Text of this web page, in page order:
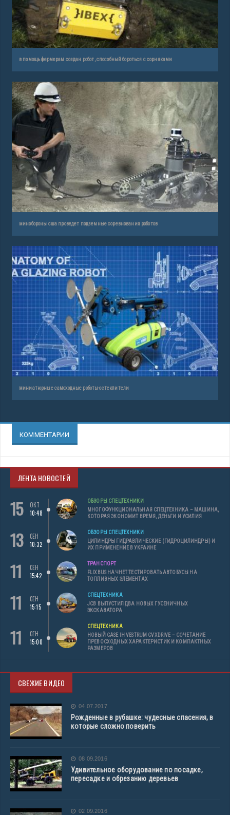
в помощь фермерам создан робот, способный бороться с сорняками
минобороны сша проведет подземные соревнования роботов
миниатюрные самоходные роботы-остеклители
КОММЕНТАРИИ
ЛЕНТА НОВОСТЕЙ
15
ОКТ
10:48
ОБЗОРЫ СПЕЦТЕХНИКИ
МНОГОФУНКЦИОНАЛЬНАЯ СПЕЦТЕХНИКА – МАШИНА,
КОТОРАЯ ЭКОНОМИТ ВРЕМЯ, ДЕНЬГИ И УСИЛИЯ
13
СЕН
10:32
ОБЗОРЫ СПЕЦТЕХНИКИ
ЦИЛИНДРЫ ГИДРАВЛИЧЕСКИЕ (ГИДРОЦИЛИНДРЫ) И
ИХ ПРИМЕНЕНИЕ В УКРАИНЕ
11
СЕН
15:42
ТРАНСПОРТ
FLIXBUS НАЧНЕТ ТЕСТИРОВАТЬ АВТОБУСЫ НА
ТОПЛИВНЫХ ЭЛЕМЕНТАХ
11
СЕН
15:15
СПЕЦТЕХНИКА
JCB ВЫПУСТИЛ ДВА НОВЫХ ГУСЕНИЧНЫХ
ЭКСКАВАТОРА
11
СЕН
15:00
СПЕЦТЕХНИКА
НОВЫЙ CASE IH VESTRUM CVXDRIVE – СОЧЕТАНИЕ
ПРЕВОСХОДНЫХ ХАРАКТЕРИСТИК И КОМПАКТНЫХ
РАЗМЕРОВ
СВЕЖИЕ ВИДЕО
04.07.2017
Рожденные в рубашке: чудесные спасения, в
которые сложно поверить
08.09.2016
Удивительное оборудование по посадке,
пересадке и обрезанию деревьев
02.09.2016